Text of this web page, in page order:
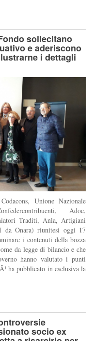
sollecitano
e aderiscono
i dettagli
Unione Nazionale
Adoc,
Traditi, Anla, Artigiani
da Onara) riunitesi oggi 17
i contenuti della bozza
da legge di bilancio e che
hanno valutato i punti
ha pubblicato in esclusiva la
socio ex